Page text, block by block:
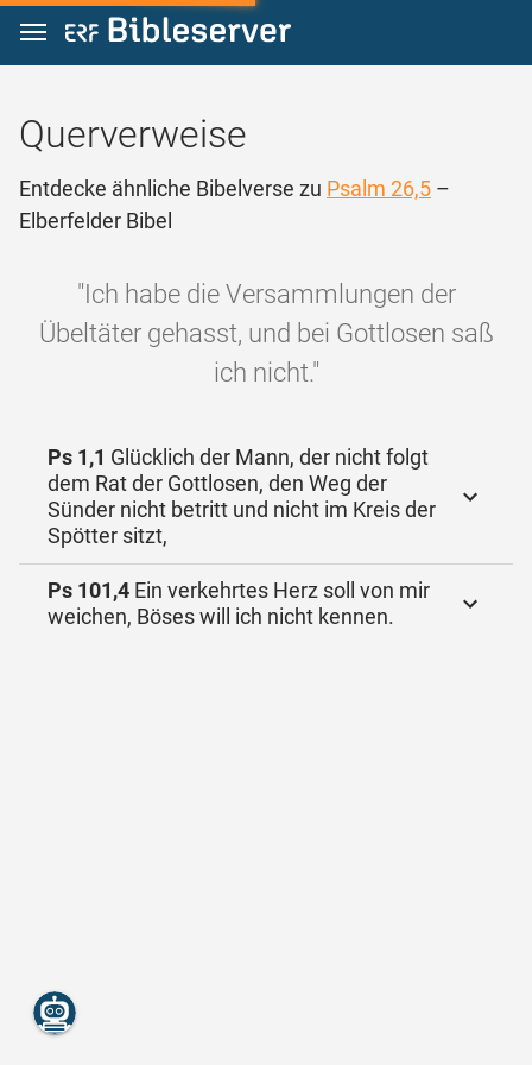
Zum Inhalt springen
Querverweise
Entdecke ähnliche Bibelverse zu Psalm 26,5 –
Elberfelder Bibel
"Ich habe die Versammlungen der
Übeltäter gehasst, und bei Gottlosen saß
ich nicht."
Ps 1,1 Glücklich der Mann, der nicht folgt
dem Rat der Gottlosen, den Weg der
Sünder nicht betritt und nicht im Kreis der
Spötter sitzt,
Ps 101,4 Ein verkehrtes Herz soll von mir
weichen, Böses will ich nicht kennen.